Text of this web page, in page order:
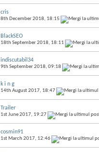
cris
8th December 2018, 18:15
BlackSEO
18th September 2018, 18:11
indiscutabil34
9th September 2018, 09:18
k i n g
14th August 2017, 18:47
Trailer
1st June 2017, 19:27
cosmin91
1st March 2017, 12:46